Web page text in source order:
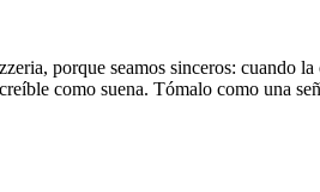
porque seamos sinceros: cuando
como suena. Tómalo como una